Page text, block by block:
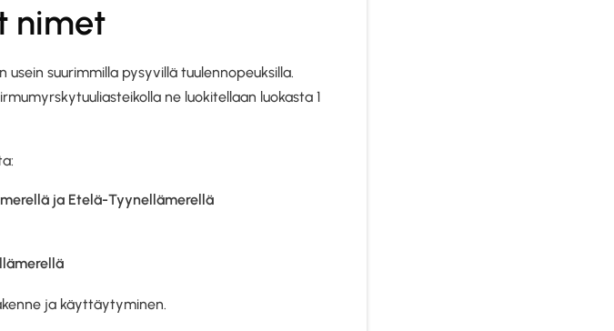
nimet
suurimmilla pysyvillä tuulennopeuksilla.
ne luokitellaan luokasta 1
ja Etelä-Tyynellämerellä
ja käyttäytyminen.